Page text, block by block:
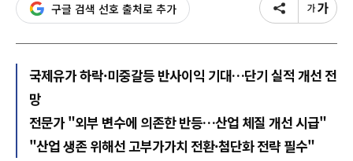
구글 검색 선호 출처로 추가
국제유가 하락·미중갈등 반사이익 기대…단기 실적 개선 전
망
전문가 "외부 변수에 의존한 반등…산업 체질 개선 시급"
"산업 생존 위해선 고부가가치 전환·첨단화 전략 필수"